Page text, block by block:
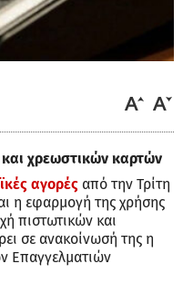
χρεωστικών καρτών
αγορές από την Τρίτη
η εφαρμογή της χρήσης
πιστωτικών και
σε ανακοίνωσή της η
Επαγγελματιών